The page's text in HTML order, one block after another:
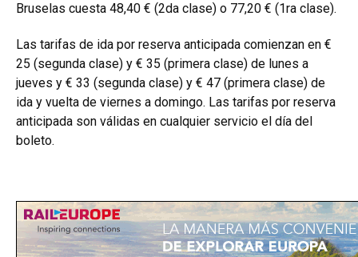
Bruselas cuesta 48,40 € (2da clase) o 77,20 € (1ra clase).
Las tarifas de ida por reserva anticipada comienzan en €
25 (segunda clase) y € 35 (primera clase) de lunes a
jueves y € 33 (segunda clase) y € 47 (primera clase) de
ida y vuelta de viernes a domingo. Las tarifas por reserva
anticipada son válidas en cualquier servicio el día del
boleto.